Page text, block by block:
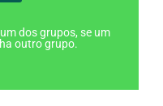
dos grupos, se um
outro grupo.